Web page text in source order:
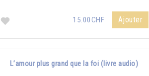
15.00CHF Ajouter
L’amour plus grand que la foi (livre audio)